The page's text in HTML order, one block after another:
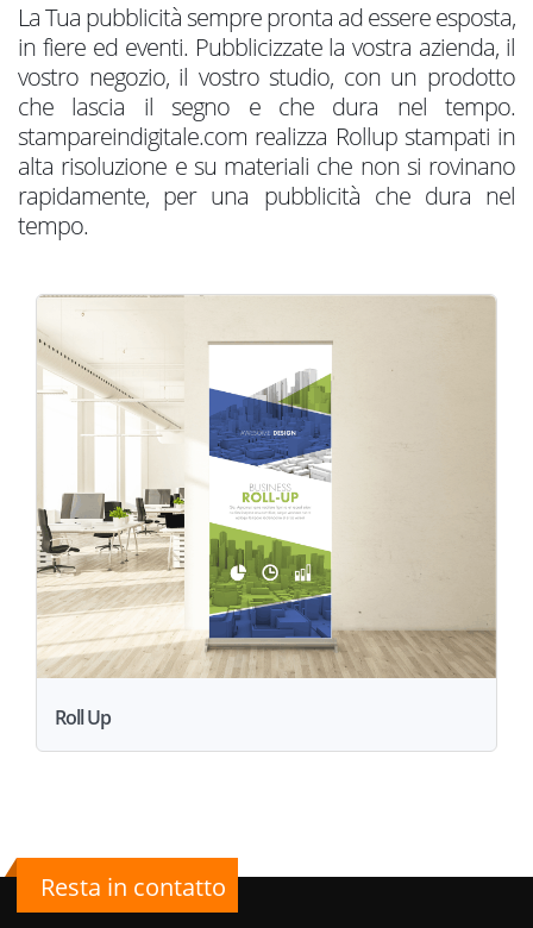
La Tua pubblicità sempre pronta ad essere esposta,
in fiere ed eventi. Pubblicizzate la vostra azienda, il
vostro negozio, il vostro studio, con un prodotto
che lascia il segno e che dura nel tempo.
stampareindigitale.com realizza Rollup stampati in
alta risoluzione e su materiali che non si rovinano
rapidamente, per una pubblicità che dura nel
tempo.
Roll Up
Resta in contatto